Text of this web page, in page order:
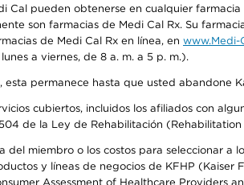
pueden obtenerse en cualquier
son farmacias de Medi Cal Rx. Su
de Medi Cal Rx en línea, en www.Medi-
a viernes, de 8 a. m. a 5 p. m.).
permanece hasta que usted abandone
cubiertos, incluidos los afiliados con
de la Ley de Rehabilitación
miembro o los costos para seleccionar
y líneas de negocios de KFHP
Assessment of Healthcare Providers